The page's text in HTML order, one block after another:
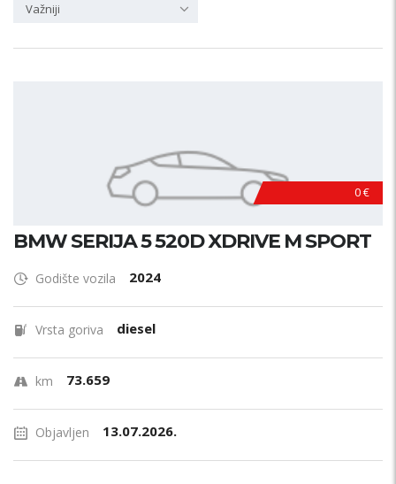
Važniji
0 €
BMW SERIJA 5 520D XDRIVE M SPORT
Godište vozila 2024
Vrsta goriva diesel
km 73.659
Objavljen 13.07.2026.